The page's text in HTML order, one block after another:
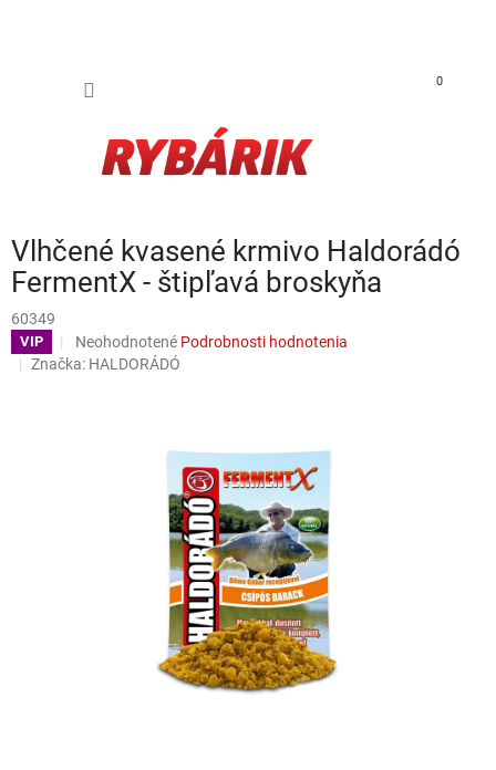
0
Vlhčené kvasené krmivo Haldorádó
FermentX - štipľavá broskyňa
60349
VIP Priemerné hodnotenie produktu je 0,0 z 5 hviezdičiek.
Neohodnotené Podrobnosti hodnotenia
Značka: HALDORÁDÓ